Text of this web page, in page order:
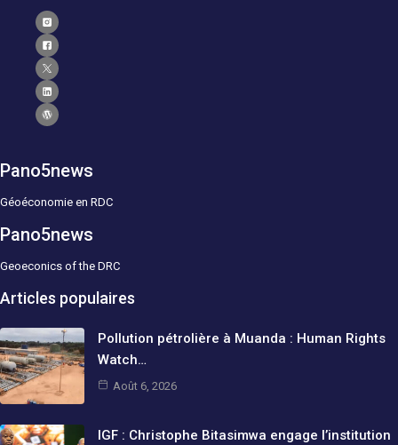
Pano5news
Géoéconomie en RDC
Pano5news
Geoeconics of the DRC
Articles populaires
Pollution pétrolière à Muanda : Human Rights
Watch…
Août 6, 2026
IGF : Christophe Bitasimwa engage l’institution